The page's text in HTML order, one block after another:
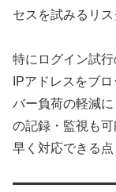
セスを試みるリス
特にログイン試
IPアドレスをブ
バー負荷の軽減
の記録・監視も
早く対応できる点